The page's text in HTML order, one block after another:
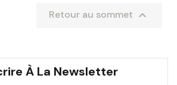
Retour au sommet 
À La Newsletter